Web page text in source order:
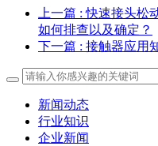
上一篇 : 快速接头松
如何排查以及确定？
下一篇 : 接触器应用
新闻动态
行业知识
企业新闻